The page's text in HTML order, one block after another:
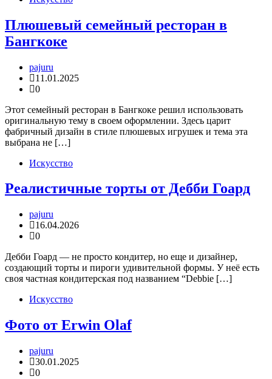
Плюшевый семейный ресторан в
Бангкоке
pajuru
11.01.2025
0
Этот семейный ресторан в Бангкоке решил использовать
оригинальную тему в своем оформлении. Здесь царит
фабричный дизайн в стиле плюшевых игрушек и тема эта
выбрана не […]
Искусство
Реалистичные торты от Дебби Гоард
pajuru
16.04.2026
0
Дебби Гоард — не просто кондитер, но еще и дизайнер,
создающий торты и пироги удивительной формы. У неё есть
своя частная кондитерская под названием “Debbie […]
Искусство
Фото от Erwin Olaf
pajuru
30.01.2025
0